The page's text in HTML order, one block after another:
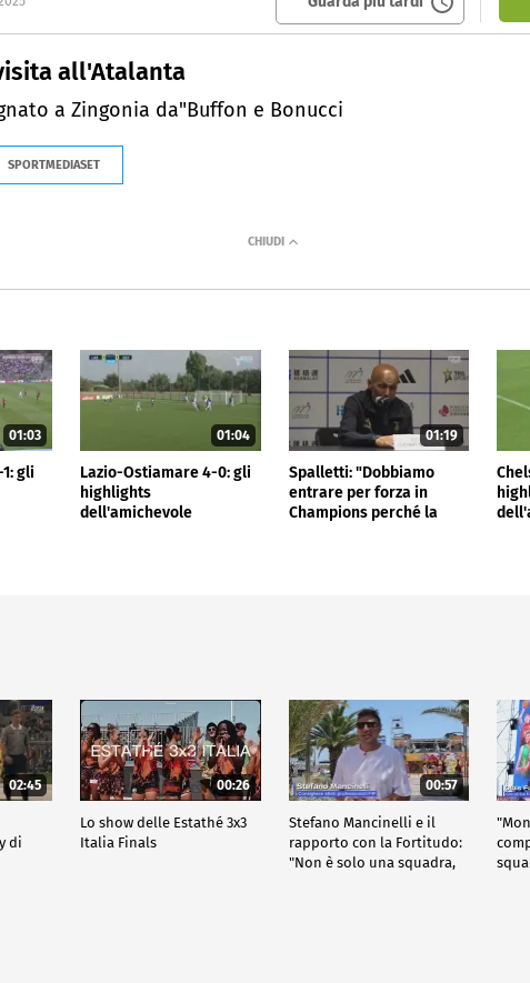
all'Atalanta
a Zingonia da"Buffon e Bonucci
SPORTMEDIASET
01:03
gli
01:04
Lazio-Ostiamare 4-0: gli
highlights
dell'amichevole
01:19
Spalletti: "Dobbiamo
entrare per forza in
Champions perché la
02:45
di
00:26
Lo show delle Estathé 3x3
Italia Finals
00:57
Stefano Mancinelli e il
rapporto con la Fortitudo:
"Non è solo una squadra,